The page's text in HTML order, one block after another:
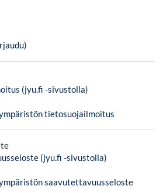
)
(jyu.fi -sivustolla)
tietosuojailmoitus
(jyu.fi -sivustolla)
saavutettavuusseloste